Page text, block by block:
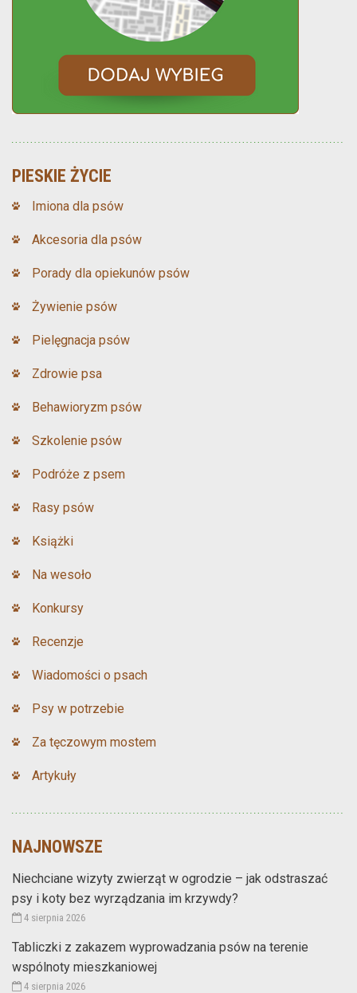
PIESKIE ŻYCIE
Imiona dla psów
Akcesoria dla psów
Porady dla opiekunów psów
Żywienie psów
Pielęgnacja psów
Zdrowie psa
Behawioryzm psów
Szkolenie psów
Podróże z psem
Rasy psów
Książki
Na wesoło
Konkursy
Recenzje
Wiadomości o psach
Psy w potrzebie
Za tęczowym mostem
Artykuły
NAJNOWSZE
Niechciane wizyty zwierząt w ogrodzie – jak odstraszać
psy i koty bez wyrządzania im krzywdy?
4 sierpnia 2026
Tabliczki z zakazem wyprowadzania psów na terenie
wspólnoty mieszkaniowej
4 sierpnia 2026